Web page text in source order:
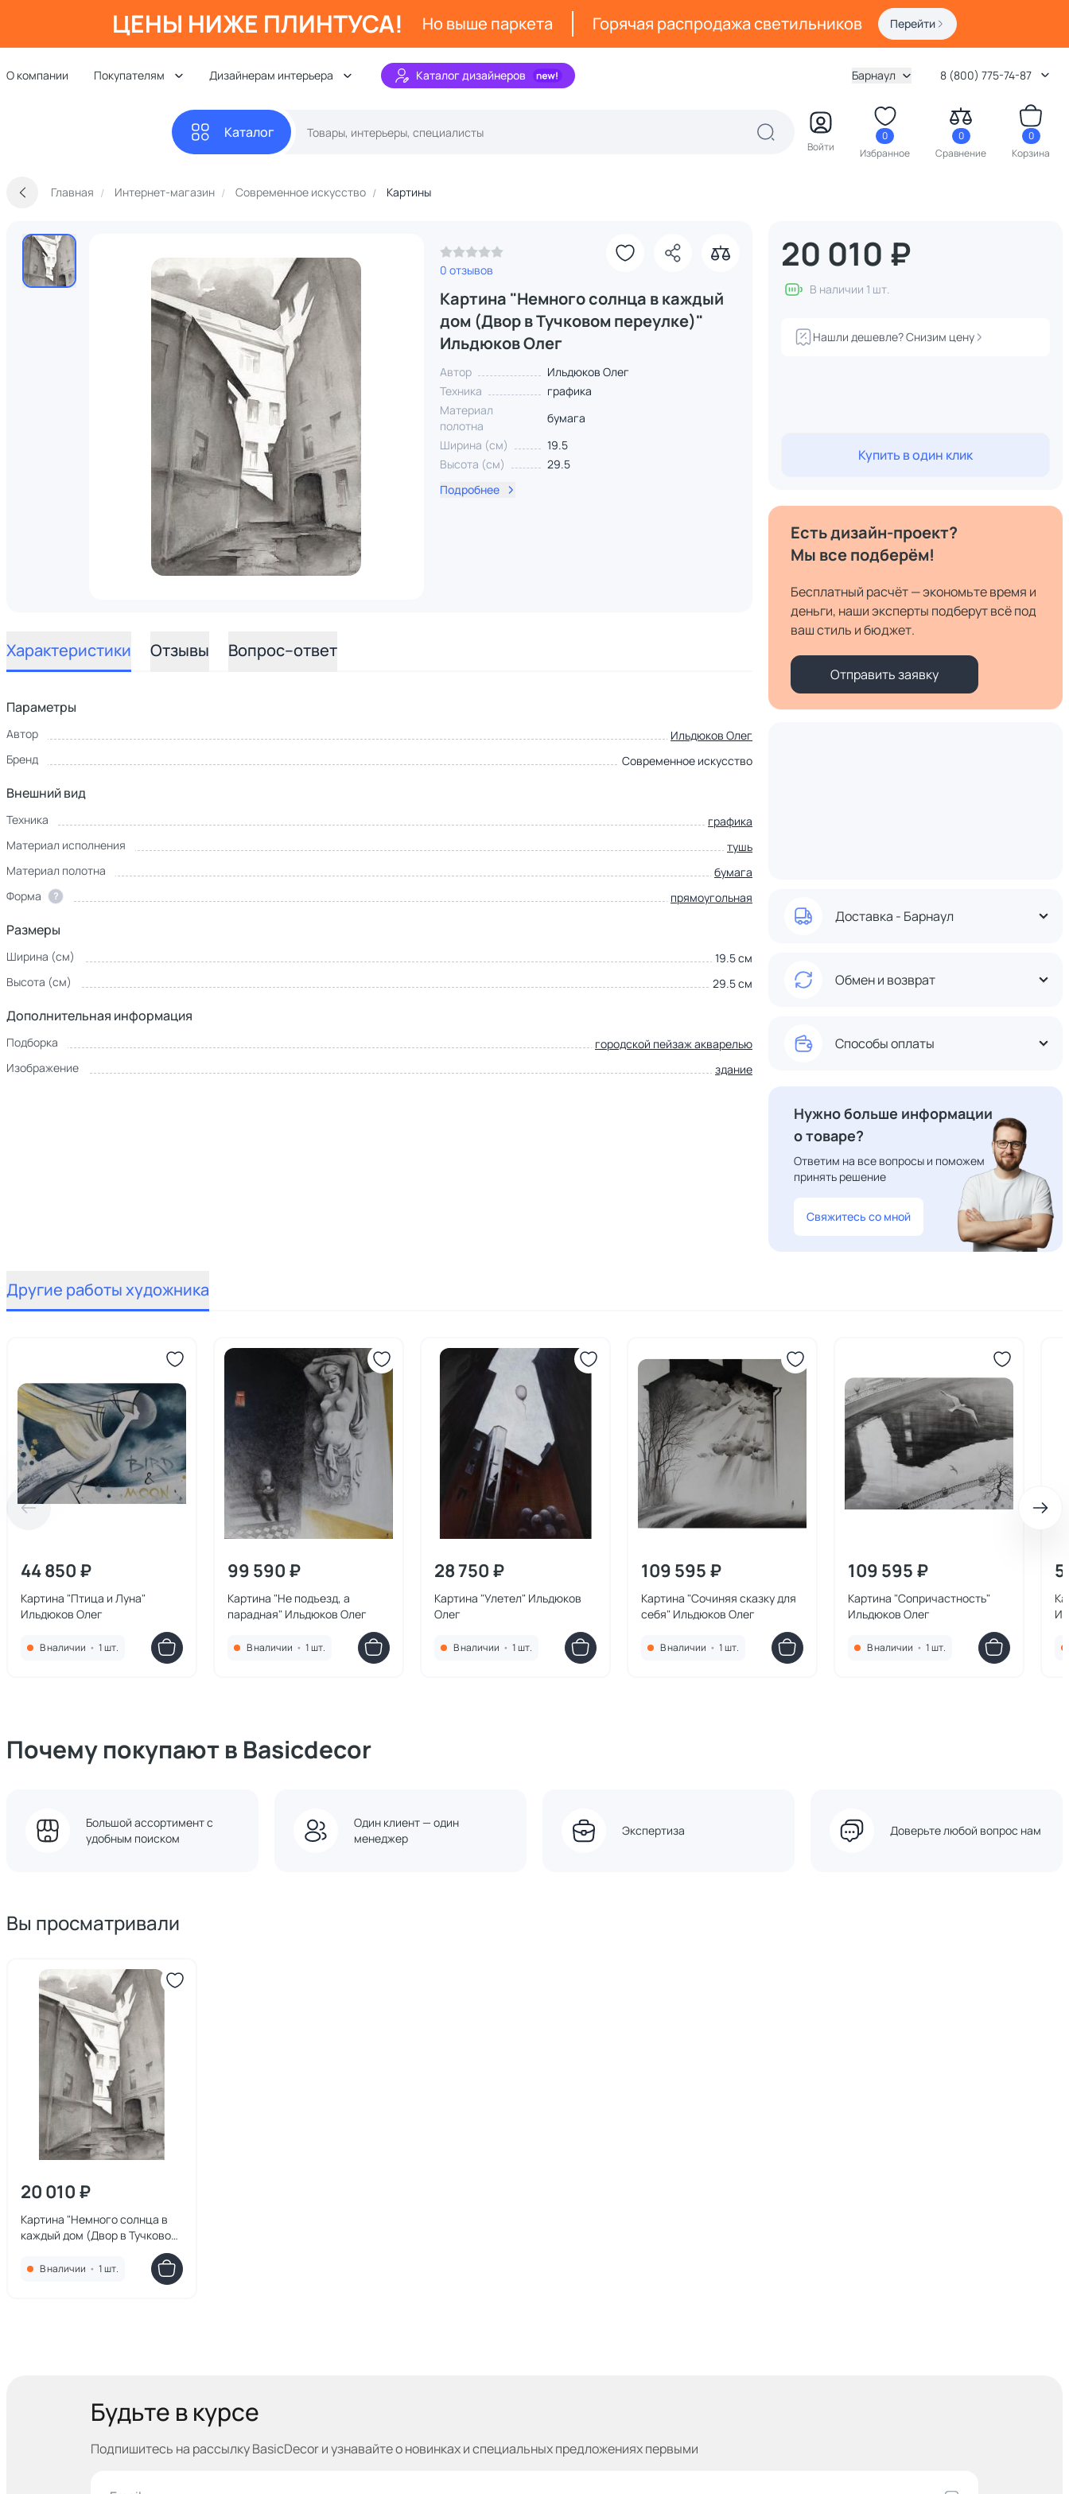
ЦЕНЫ НИЖЕ ПЛИНТУСА! Но выше паркета Горячая распродажа светильников Перейти
О компании Покупателям Дизайнерам интерьера Каталог дизайнеров Барнаул 8 (800) 775-74-87
Каталог
Войти
0
Избранное
0
Сравнение
0
Корзина
Главная Интернет-магазин Современное искусство Картины
0 отзывов
Картина "Немного солнца в каждый
дом (Двор в Тучковом переулке)"
Ильдюков Олег
Автор
Ильдюков Олег
Техника
графика
Материал
полотна
бумага
Ширина (см)
19.5
Высота (см)
29.5
Подробнее
Характеристики Отзывы Вопрос–ответ
Параметры
Автор
Ильдюков Олег
Бренд
Современное искусство
Внешний вид
Техника
графика
Материал исполнения
тушь
Материал полотна
бумага
Форма
? прямоугольная
Размеры
Ширина (см)
19.5 см
Высота (см)
29.5 см
Дополнительная информация
Подборка
городской пейзаж акварелью
Изображение
здание
20 010 ₽
В наличии 1 шт.
Нашли дешевле? Снизим цену
Купить в один клик
Есть дизайн-проект?
Мы все подберём!
Бесплатный расчёт — экономьте время и
деньги, наши эксперты подберут всё под
ваш стиль и бюджет.
Отправить заявку
Доставка - Барнаул
Обмен и возврат
Способы оплаты
Нужно больше информации
о товаре?
Ответим на все вопросы и поможем
принять решение
Свяжитесь со мной
Другие работы художника
44 850 ₽
Картина "Птица и Луна"
Ильдюков Олег
В наличии • 1 шт.
99 590 ₽
Картина "Не подъезд, а
парадная" Ильдюков Олег
В наличии • 1 шт.
28 750 ₽
Картина "Улетел" Ильдюков
Олег
В наличии • 1 шт.
109 595 ₽
Картина "Сочиняя сказку для
себя" Ильдюков Олег
В наличии • 1 шт.
109 595 ₽
Картина "Сопричастность"
Ильдюков Олег
В наличии • 1 шт.
Почему покупают в Basicdecor
Большой ассортимент с
удобным поиском
Один клиент — один
менеджер
Экспертиза Доверьте любой вопрос нам
Вы просматривали
20 010 ₽
Картина "Немного солнца в
каждый дом (Двор в Тучковом
переулке)" Ильдюков Олег
В наличии • 1 шт.
Будьте в курсе
Подпишитесь на рассылку BasicDecor и узнавайтео новинках и специальных предложениях первыми